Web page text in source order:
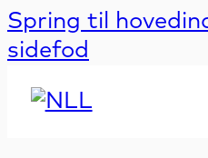
Spring til
sidefod